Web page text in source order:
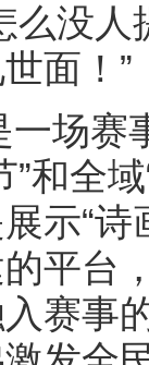
么没
面！”
一场赛
”和全
示“
平台
赛事